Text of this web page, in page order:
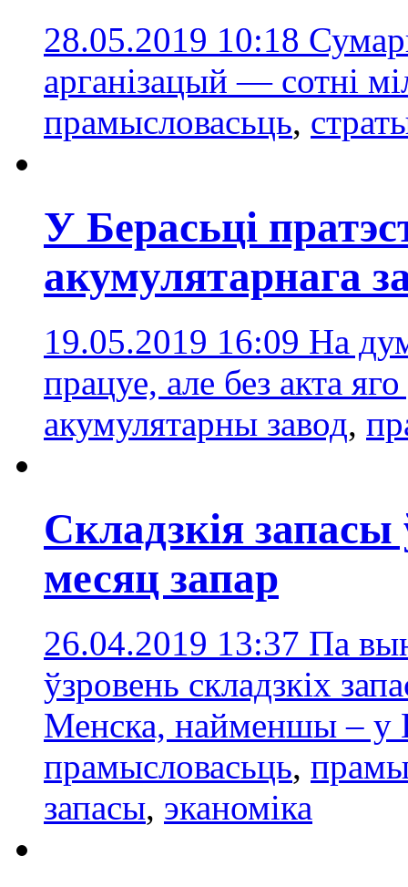
28.05.2019 10:18
арганізацый — сотні
прамысловасьць,
У Берасьці
акумулятарнага
19.05.2019 16:09 На
працуе, але без акта
акумулятарны завод,
Складзкія запасы
месяц запар
26.04.2019 13:37 Па
ўзровень складзкіх
Менска, найменшы – у
прамысловасьць,
запасы, эканоміка